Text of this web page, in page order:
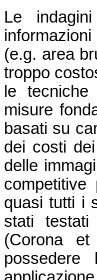
Le indagini
(e.g. area
troppo
le
misure
basati su
dei costi
delle
quasi tutti i
stati
(Corona